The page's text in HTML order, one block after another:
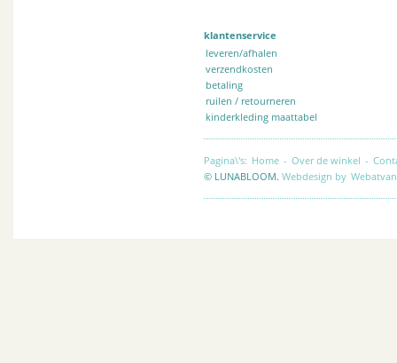
klantenservice
leveren/afhalen
verzendkosten
betaling
ruilen / retourneren
kinderkleding maattabel
Pagina\'s: Home - Over de winkel -
© LUNABLOOM. Webdesign by